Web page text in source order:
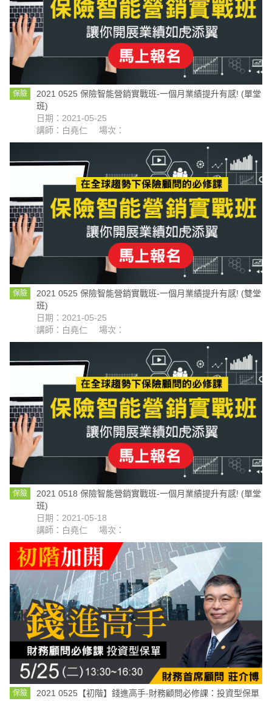
保險
2021 0525 保險智能營銷實戰班-一個月業績提升有感! (單堂
班)
日期：2021-05-25
講師：白堯仁
場次：
保險
2021 0525 保險智能營銷實戰班-一個月業績提升有感! (雙堂
班)
日期：2021-05-25
講師：白堯仁
場次：
保險
2021 0518 保險智能營銷實戰班-一個月業績提升有感! (單堂
班)
日期：2021-05-18
講師：白堯仁
場次：
保險
2021 0525【初階】錢進高手-財務顧問必修課：投資型保單